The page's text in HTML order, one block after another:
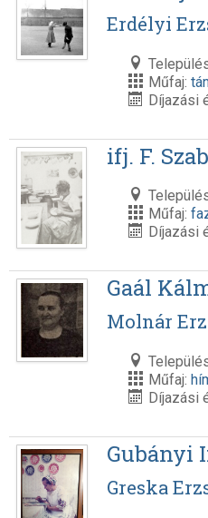
Erdélyi
Műfaj:
Díjazási
ifj. F.
Műfaj:
Díjazási
Gaál
Molnár
Műfaj:
Díjazási
Gubányi
Greska